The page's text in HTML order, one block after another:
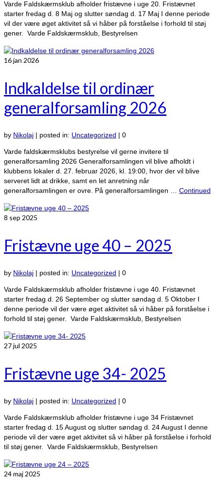
Varde Faldskærmsklub afholder fristævne i uge 20. Fristævnet
starter fredag d. 8 Maj og slutter søndag d. 17 Maj I denne periode
vil der være øget aktivitet så vi håber på forståelse i forhold til støj
gener. Varde Faldskærmsklub, Bestyrelsen
16jan 2026
Indkaldelse til ordinær
generalforsamling 2026
by Nikolaj | posted in: Uncategorized | 0
Varde faldskærmsklubs bestyrelse vil gerne invitere til
generalforsamling 2026 Generalforsamlingen vil blive afholdt i
klubbens lokaler d. 27. februar 2026, kl. 19:00, hvor der vil blive
serveret lidt at drikke, samt en let anretning når
generalforsamlingen er ovre. På generalforsamlingen … Continued
8 sep 2025
Fristævne uge 40 – 2025
by Nikolaj | posted in: Uncategorized | 0
Varde Faldskærmsklub afholder fristævne i uge 40. Fristævnet
starter fredag d. 26 September og slutter søndag d. 5 Oktober I
denne periode vil der være øget aktivitet så vi håber på forståelse i
forhold til støj gener. Varde Faldskærmsklub, Bestyrelsen
27jul 2025
Fristævne uge 34- 2025
by Nikolaj | posted in: Uncategorized | 0
Varde Faldskærmsklub afholder fristævne i uge 34 Fristævnet
starter fredag d. 15 August og slutter søndag d. 24 August I denne
periode vil der være øget aktivitet så vi håber på forståelse i forhold
til støj gener. Varde Faldskærmsklub, Bestyrelsen
24maj 2025